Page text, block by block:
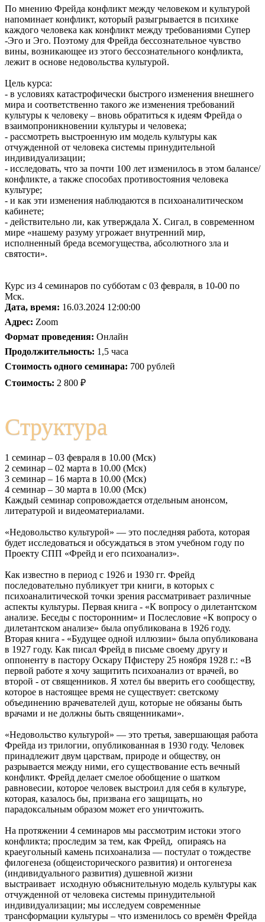
По мнению Фрейда конфликт между человеком и культурой
напоминает конфликт, который разыгрывается в психике
каждого человека как конфликт между требованиями Супер
-Эго и Эго. Поэтому для Фрейда бессознательное чувство
вины, возникающее из этого бессознательного конфликта,
лежит в основе недовольства культурой.
Цель курса:
- в условиях катастрофически быстрого изменения внешнего
мира и соответственно такого же изменения требований
культуры к человеку – вновь обратиться к идеям Фрейда о
взаимопроникновении культуры и человека;
- рассмотреть выстроенную им модель культуры как
отчужденной от человека системы принудительной
индивидуализации;
- исследовать, что за почти 100 лет изменилось в этом балансе/
конфликте, а также способах противостояния человека
культуре;
- и как эти изменения наблюдаются в психоаналитическом
кабинете;
- действительно ли, как утверждала Х. Сигал, в современном
мире «нашему разуму угрожает внутренний мир,
исполненный бреда всемогущества, абсолютного зла и
святости».
Курс из 4 семинаров по субботам с 03 февраля, в 10-00 по
Мск.
Дата, время: 16.03.2024 12:00:00
Адрес: Zoom
Формат проведения: Онлайн
Продолжительность: 1,5 часа
Стоимость одного семинара: 700 рублей
Стоимость: 2 800 ₽
Структура
1 семинар – 03 февраля в 10.00 (Мск)
2 семинар – 02 марта в 10.00 (Мск)
3 семинар – 16 марта в 10.00 (Мск)
4 семинар – 30 марта в 10.00 (Мск)
Каждый семинар сопровождается отдельным анонсом,
литературой и видеоматериалами.
«Недовольство культурой» — это последняя работа, которая
будет исследоваться и обсуждаться в этом учебном году по
Проекту СПП «Фрейд и его психоанализ».
Как известно в период с 1926 и 1930 гг. Фрейд
последовательно публикует три книги, в которых с
психоаналитической точки зрения рассматривает различные
аспекты культуры. Первая книга - «К вопросу о дилетантском
анализе. Беседы с посторонним» и Послесловие «К вопросу о
дилетантском анализе» была опубликована в 1926 году.
Вторая книга - «Будущее одной иллюзии» была опубликована
в 1927 году. Как писал Фрейд в письме своему другу и
оппоненту в пастору Оскару Пфистеру 25 ноября 1928 г.: «В
первой работе я хочу защитить психоанализ от врачей, во
второй - от священников. Я хотел бы вверить его сообществу,
которое в настоящее время не существует: светскому
объединению врачевателей душ, которые не обязаны быть
врачами и не должны быть священниками».
«Недовольство культурой» — это третья, завершающая работа
Фрейда из трилогии, опубликованная в 1930 году. Человек
принадлежит двум царствам, природе и обществу, он
разрывается между ними, его существование есть вечный
конфликт. Фрейд делает смелое обобщение о шатком
равновесии, которое человек выстроил для себя в культуре,
которая, казалось бы, призвана его защищать, но
парадоксальным образом может его уничтожить.
На протяжении 4 семинаров мы рассмотрим истоки этого
конфликта; проследим за тем, как Фрейд, опираясь на
краеугольный камень психоанализа — постулат о тождестве
филогенеза (общеисторического развития) и онтогенеза
(индивидуального развития) душевной жизни
выстраивает исходную объяснительную модель культуры как
отчужденной от человека системы принудительной
индивидуализации; мы исследуем современные
трансформации культуры – что изменилось со времён Фрейда